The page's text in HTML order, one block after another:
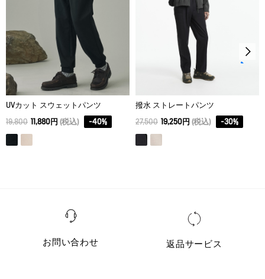
UVカット スウェットパンツ
19,800 11,880円 (税込) -40%
撥水 ストレートパンツ
27,500 19,250円 (税込) -30%
お問い合わせ 返品サービス